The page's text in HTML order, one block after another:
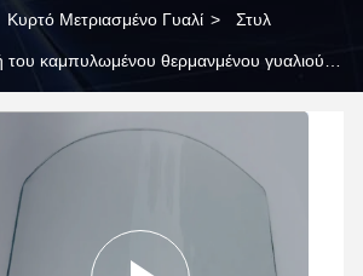
Κυρτό Μετριασμένο Γυαλί > Στυλ
του καμπυλωμένου θερμανμένου γυαλιού